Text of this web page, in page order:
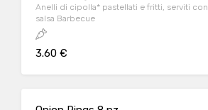
Anelli di cipolla* pastellati e fritti, serviti con
salsa Barbecue
3.60 €